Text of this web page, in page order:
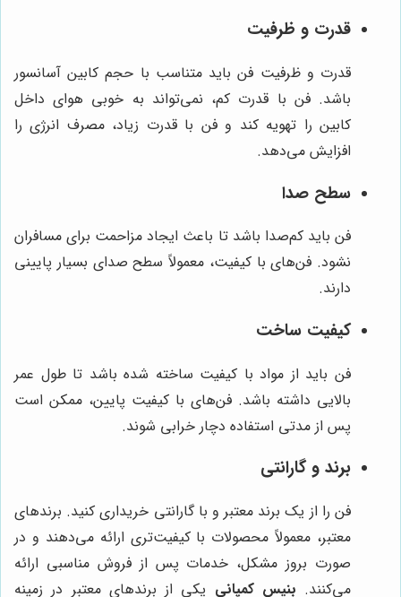
قدرت و ظرفیت
قدرت و ظرفیت فن باید متناسب با حجم کابین آسانسور
باشد. فن با قدرت کم، نمی‌تواند به خوبی هوای داخل
کابین را تهویه کند و فن با قدرت زیاد، مصرف انرژی را
افزایش می‌دهد.
سطح صدا
فن باید کم‌صدا باشد تا باعث ایجاد مزاحمت برای مسافران
نشود. فن‌های با کیفیت، معمولاً سطح صدای بسیار پایینی
دارند.
کیفیت ساخت
فن باید از مواد با کیفیت ساخته شده باشد تا طول عمر
بالایی داشته باشد. فن‌های با کیفیت پایین، ممکن است
پس از مدتی استفاده دچار خرابی شوند.
برند و گارانتی
فن را از یک برند معتبر و با گارانتی خریداری کنید. برندهای
معتبر، معمولاً محصولات با کیفیت‌تری ارائه می‌دهند و در
صورت بروز مشکل، خدمات پس از فروش مناسبی ارائه
می‌کنند. بنیس کمپانی یکی از برندهای معتبر در زمینه